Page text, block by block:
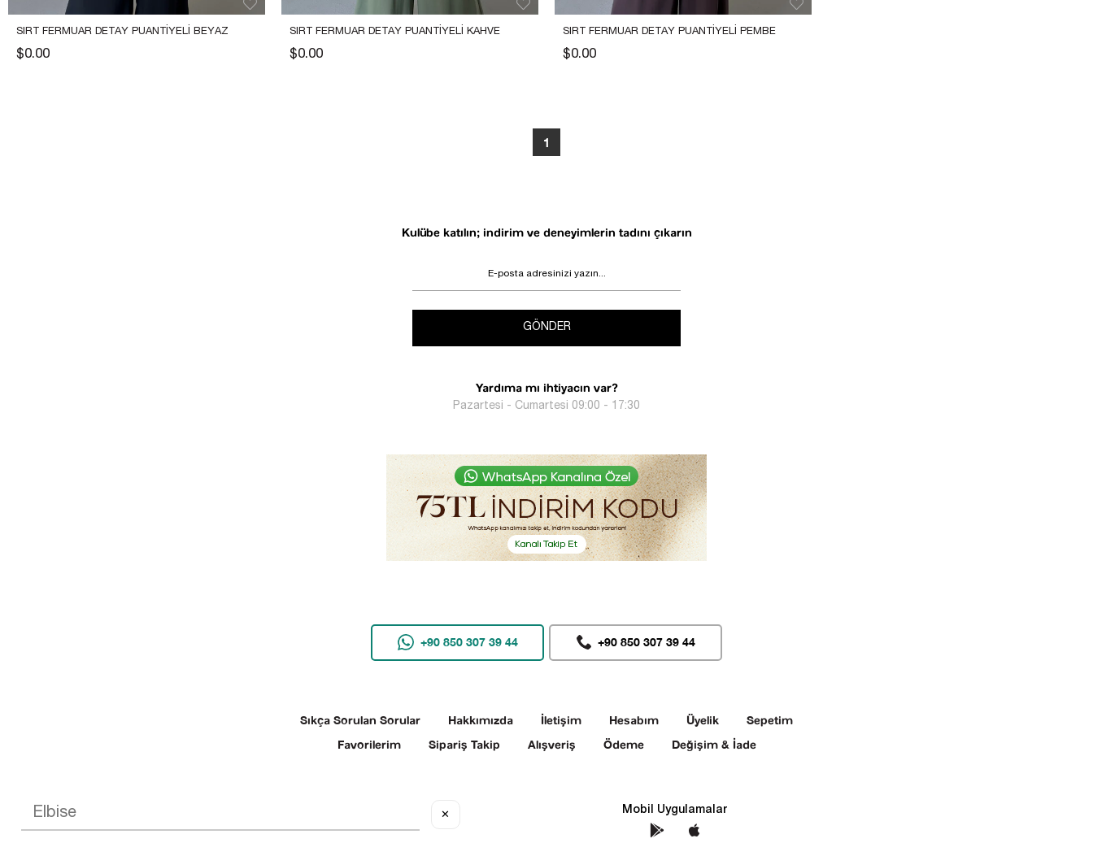
SIRT FERMUAR DETAY PUANTIYELI BEYAZ
BÜSTIYER
$0.00
SIRT FERMUAR DETAY PUANTIYELI KAHVE
BÜSTIYER
$0.00
SIRT FERMUAR DETAY PUANTIYELI PEMBE
BÜSTIYER
$0.00
1
Kulübe katılın; indirim ve deneyimlerin tadını çıkarın
GÖNDER
Yardıma mı ihtiyacın var?
Pazartesi - Cumartesi 09:00 - 17:30
+90 850 307 39 44 +90 850 307 39 44
Sıkça Sorulan Sorular Hakkımızda İletişim Hesabım Üyelik
Sepetim
Favorilerim
Sipariş Takip Alışveriş Ödeme Değişim & İade
Sosyal Medya Mobil Uygulamalar
✕